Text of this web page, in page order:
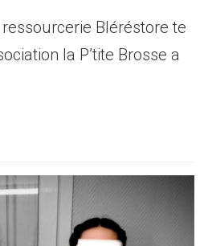
Bléréstore te
la P’tite Brosse a